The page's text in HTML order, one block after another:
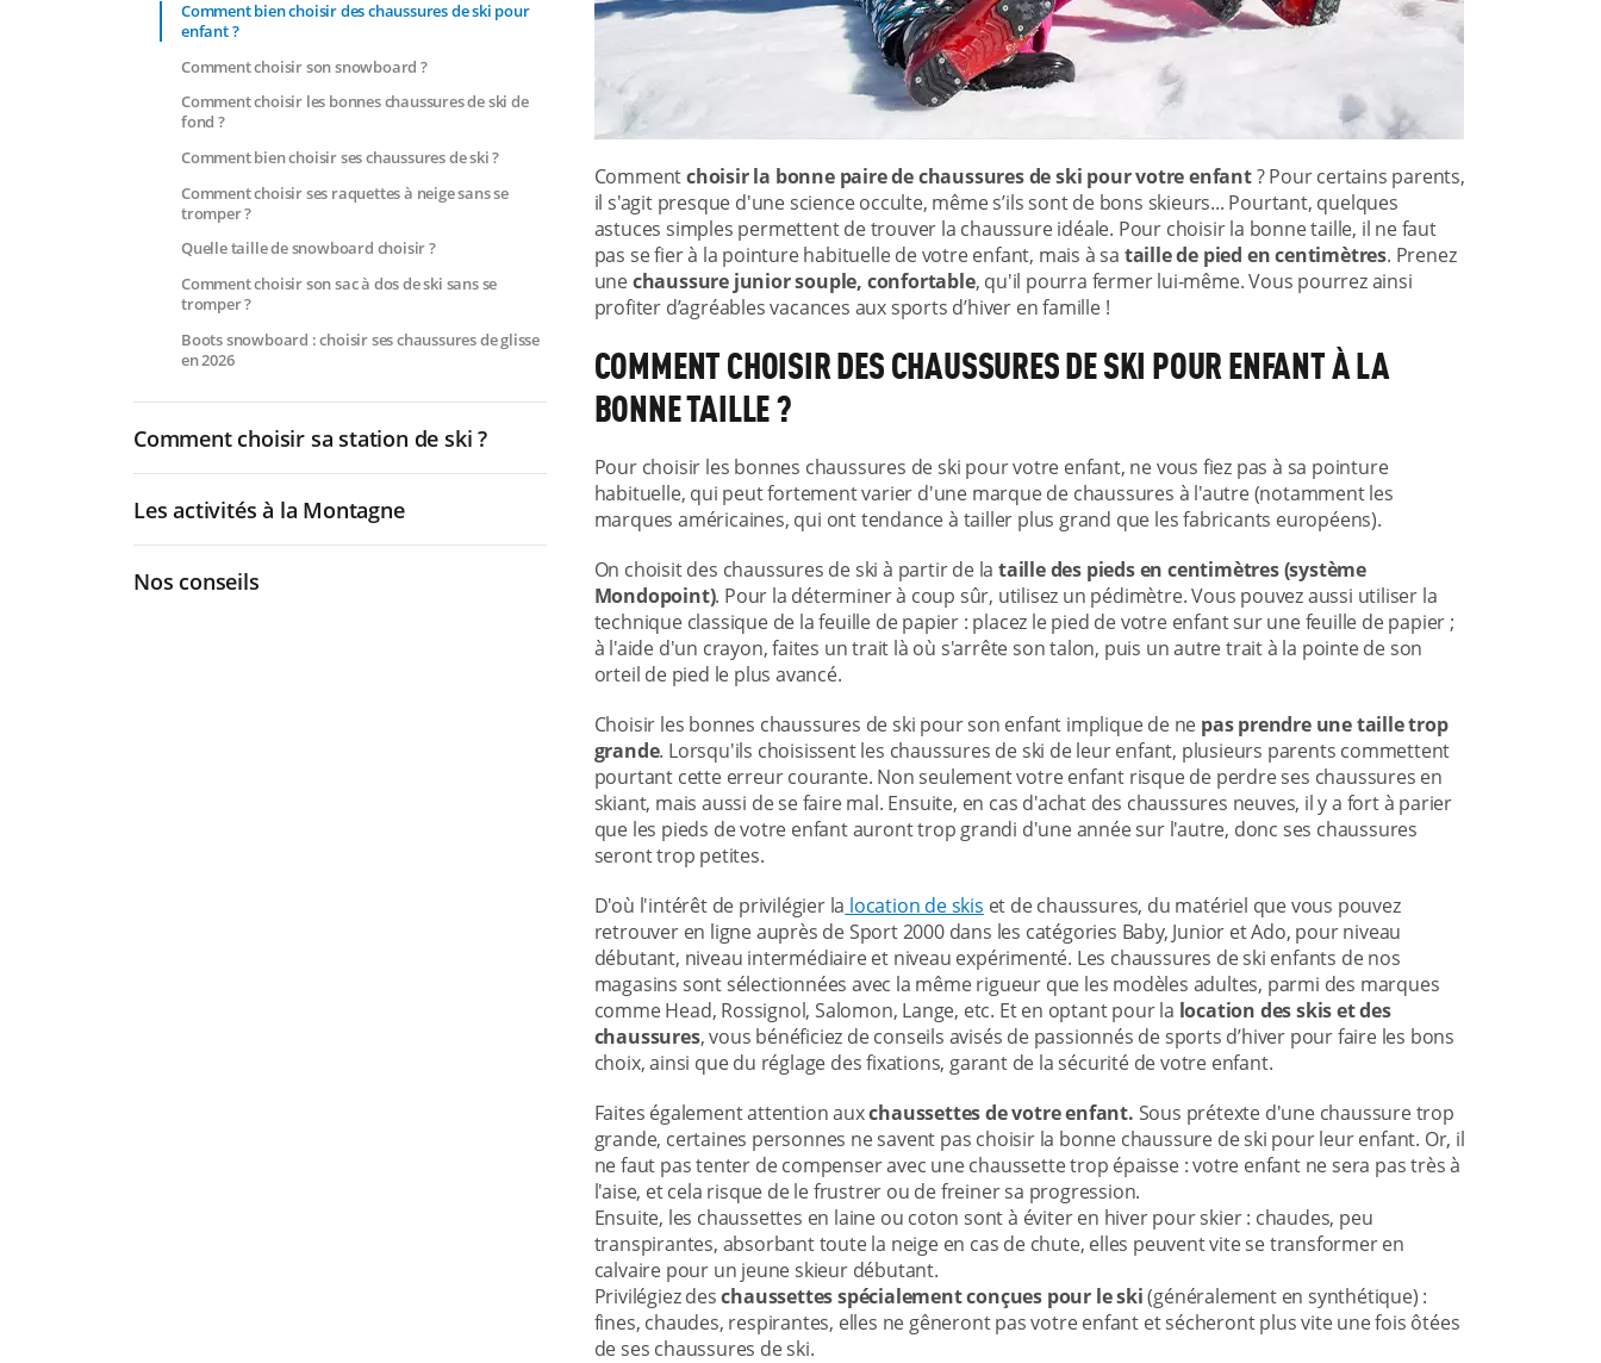
Comment bien choisir des chaussures de ski pour
enfant ?
Comment choisir son snowboard ?
Comment choisir les bonnes chaussures de ski de
fond ?
Comment bien choisir ses chaussures de ski ?
Comment choisir ses raquettes à neige sans se
tromper ?
Quelle taille de snowboard choisir ?
Comment choisir son sac à dos de ski sans se
tromper ?
Boots snowboard : choisir ses chaussures de glisse
en 2026
Comment choisir sa station de ski ?
Les activités à la Montagne
Nos conseils
Commentchoisir la bonne paire de chaussures de ski pour votre enfant? Pour certains parents,
il s'agit presque d'une science occulte, même s’ils sont de bons skieurs... Pourtant, quelques
astuces simples permettent de trouver la chaussure idéale. Pour choisir la bonne taille, il ne faut
pas se fier à la pointure habituelle de votre enfant, mais à sa taille de pied en centimètres. Prenez
unechaussure junior souple, confortable, qu'il pourra fermer lui-même. Vous pourrez ainsi
profiter d’agréables vacances aux sports d’hiver en famille !
COMMENT CHOISIR DES CHAUSSURES DE SKI POUR ENFANT À LA
BONNE TAILLE ?
Pour choisir les bonnes chaussures de ski pour votre enfant, ne vous fiez pas à sa pointure
habituelle, qui peut fortement varier d'une marque de chaussures à l'autre (notamment les
marques américaines, qui ont tendance à tailler plus grand que les fabricants européens).
On choisit des chaussures de ski à partir de lataille des pieds en centimètres (système
Mondopoint). Pour la déterminer à coup sûr, utilisez un pédimètre. Vous pouvez aussi utiliser la
technique classique de la feuille de papier : placez le pied de votre enfant sur une feuille de papier ;
à l'aide d'un crayon, faites un trait là où s'arrête son talon, puis un autre trait à la pointe de son
orteil de pied le plus avancé.
Choisir les bonnes chaussures de ski pour son enfant implique de ne pas prendre une taille trop
grande. Lorsqu'ils choisissent les chaussures de ski de leur enfant, plusieurs parents commettent
pourtant cette erreur courante. Non seulement votre enfant risque de perdre ses chaussures en
skiant, mais aussi de se faire mal. Ensuite, en cas d'achat des chaussures neuves, il y a fort à parier
que les pieds de votre enfant auront trop grandi d'une année sur l'autre, donc ses chaussures
seront trop petites.
D'où l'intérêt de privilégier la location de skis et de chaussures, du matériel que vous pouvez
retrouver en ligne auprès de Sport 2000 dans les catégories Baby, Junior et Ado, pour niveau
débutant, niveau intermédiaire et niveau expérimenté. Les chaussures de ski enfants de nos
magasins sont sélectionnées avec la même rigueur que les modèles adultes, parmi des marques
comme Head, Rossignol, Salomon, Lange, etc. Et en optant pour la location des skis et des
chaussures, vous bénéficiez de conseils avisés de passionnés de sports d’hiver pour faire les bons
choix, ainsi que du réglage des fixations, garant de la sécurité de votre enfant.
Faites également attention auxchaussettes de votre enfant. Sous prétexte d'une chaussure trop
grande, certaines personnes ne savent pas choisir la bonne chaussure de ski pour leur enfant. Or, il
ne faut pas tenter de compenser avec une chaussette trop épaisse : votre enfant ne sera pas très à
l'aise, et cela risque de le frustrer ou de freiner sa progression.
Ensuite, les chaussettes en laine ou coton sont à éviter en hiver pour skier : chaudes, peu
transpirantes, absorbant toute la neige en cas de chute, elles peuvent vite se transformer en
calvaire pour un jeune skieur débutant.
Privilégiez deschaussettes spécialement conçues pour le ski(généralement en synthétique) :
fines, chaudes, respirantes, elles ne gêneront pas votre enfant et sécheront plus vite une fois ôtées
de ses chaussures de ski.